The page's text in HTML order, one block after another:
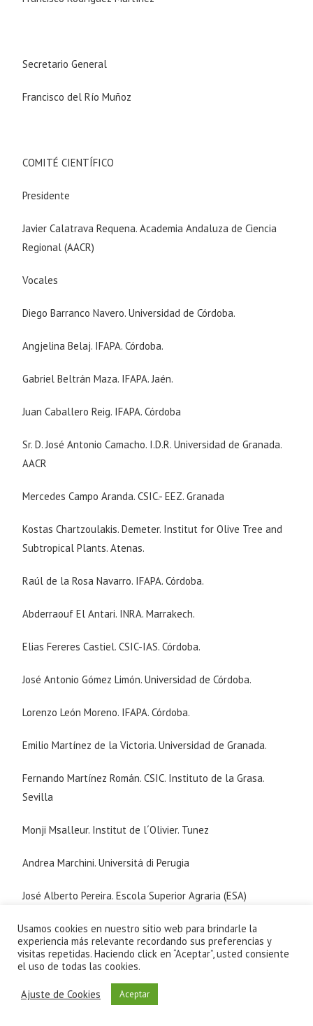
Secretario General
Francisco del Río Muñoz
COMITÉ CIENTÍFICO
Presidente
Javier Calatrava Requena. Academia Andaluza de Ciencia
Regional (AACR)
Vocales
Diego Barranco Navero. Universidad de Córdoba.
Angjelina Belaj. IFAPA. Córdoba.
Gabriel Beltrán Maza. IFAPA. Jaén.
Juan Caballero Reig. IFAPA. Córdoba
Sr. D. José Antonio Camacho. I.D.R. Universidad de Granada.
AACR
Mercedes Campo Aranda. CSIC.- EEZ. Granada
Kostas Chartzoulakis. Demeter. Institut for Olive Tree and
Subtropical Plants. Atenas.
Raúl de la Rosa Navarro. IFAPA. Córdoba.
Abderraouf El Antari. INRA. Marrakech.
Elias Fereres Castiel. CSIC-IAS. Córdoba.
José Antonio Gómez Limón. Universidad de Córdoba.
Lorenzo León Moreno. IFAPA. Córdoba.
Emilio Martínez de la Victoria. Universidad de Granada.
Fernando Martínez Román. CSIC. Instituto de la Grasa.
Sevilla
Monji Msalleur. Institut de l´Olivier. Tunez
Andrea Marchini. Universitá di Perugia
José Alberto Pereira. Escola Superior Agraria (ESA)
Manuel Parras Rosa. Universidad de Jaén.
Luis Rallo Romero. Universidad de Córdoba.
Usamos cookies en nuestro sitio web para brindarle la
experiencia más relevante recordando sus preferencias y
visitas repetidas. Haciendo click en “Aceptar”, usted consiente
el uso de todas las cookies.
Ajuste de Cookies Aceptar